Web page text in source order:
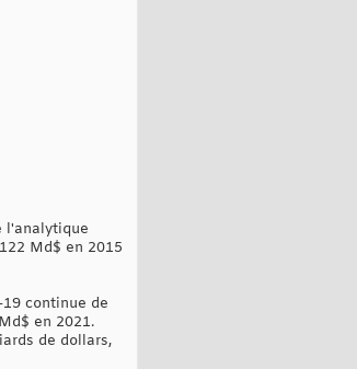
l'analytique
Md$ en 2015
continue de
en 2021.
de dollars,